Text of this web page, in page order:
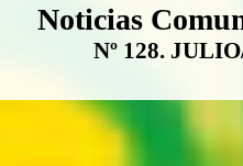
Boletín
Noticias
Nº 128.